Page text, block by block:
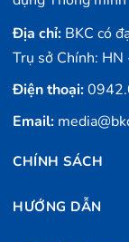
Địa chỉ: BKC có
Trụ sở Chính:
Điện thoại:
Email:
CHÍNH SÁCH
HƯỚNG DẪN